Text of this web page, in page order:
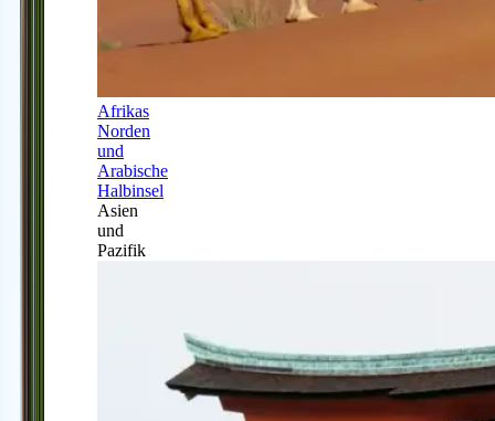
Afrikas
Norden
und
Arabische
Halbinsel
Asien
und
Pazifik